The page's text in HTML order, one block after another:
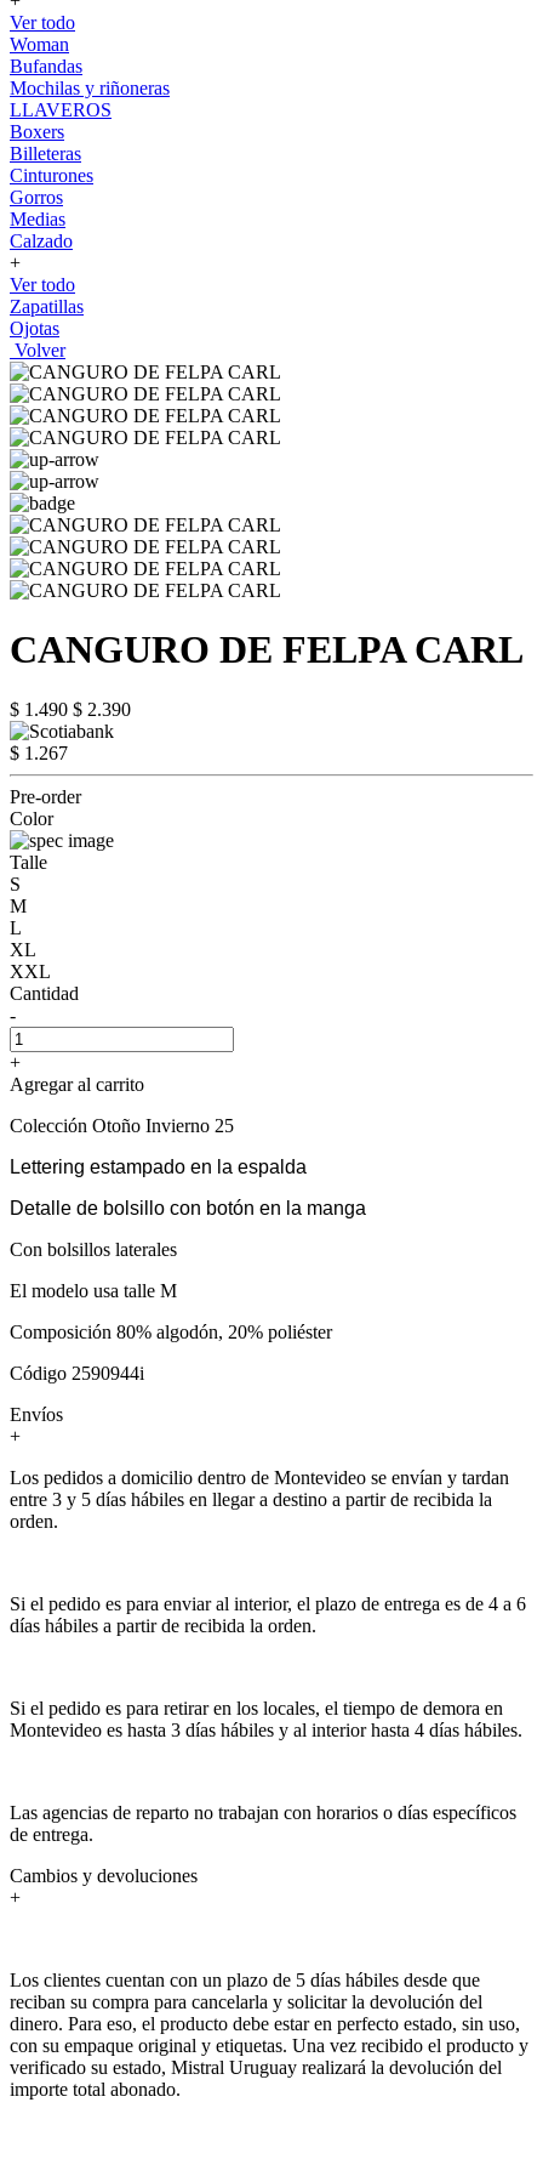
Ver todo
Woman
Bufandas
Mochilas y riñoneras
LLAVEROS
Boxers
Billeteras
Cinturones
Gorros
Medias
Calzado
+
Ver todo
Zapatillas
Ojotas
Volver
CANGURO DE FELPA CARL
$ 1.490 $ 2.390
$ 1.267
Pre-order
Color
Talle
S
M
L
XL
XXL
Cantidad
-
+
Agregar al carrito
Colección Otoño Invierno 25
Lettering estampado en la espalda
Detalle de bolsillo con botón en la manga
Con bolsillos laterales
El modelo usa talle M
Composición 80% algodón, 20% poliéster
Código 2590944i
Envíos
+
Los pedidos a domicilio dentro de Montevideo se envían y tardan
entre 3 y 5 días hábiles en llegar a destino a partir de recibida la
orden.
Si el pedido es para enviar al interior, el plazo de entrega es de 4 a 6
días hábiles a partir de recibida la orden.
Si el pedido es para retirar en los locales, el tiempo de demora en
Montevideo es hasta 3 días hábiles y al interior hasta 4 días hábiles.
Las agencias de reparto no trabajan con horarios o días específicos
de entrega.
Cambios y devoluciones
+
Los clientes cuentan con un plazo de 5 días hábiles desde que
reciban su compra para cancelarla y solicitar la devolución del
dinero. Para eso, el producto debe estar en perfecto estado, sin uso,
con su empaque original y etiquetas. Una vez recibido el producto y
verificado su estado, Mistral Uruguay realizará la devolución del
importe total abonado.